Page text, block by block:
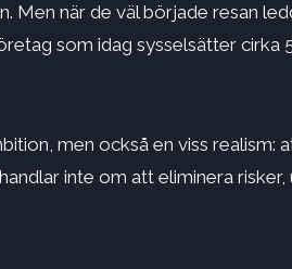
Men när de väl började resan
som idag sysselsätter cirka
men också en viss realism:
inte om att eliminera